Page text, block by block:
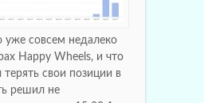
уже совсем недалеко
Happy Wheels, и что
свои позиции в
решил не